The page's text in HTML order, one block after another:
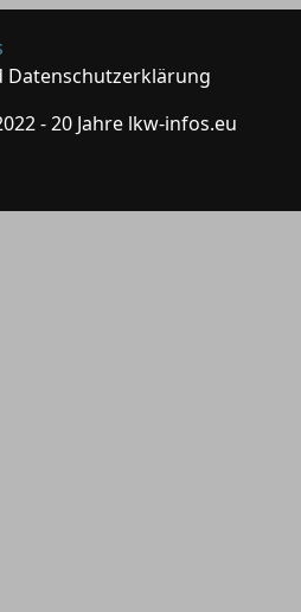
Datenschutzerklärung
- 20 Jahre lkw-infos.eu